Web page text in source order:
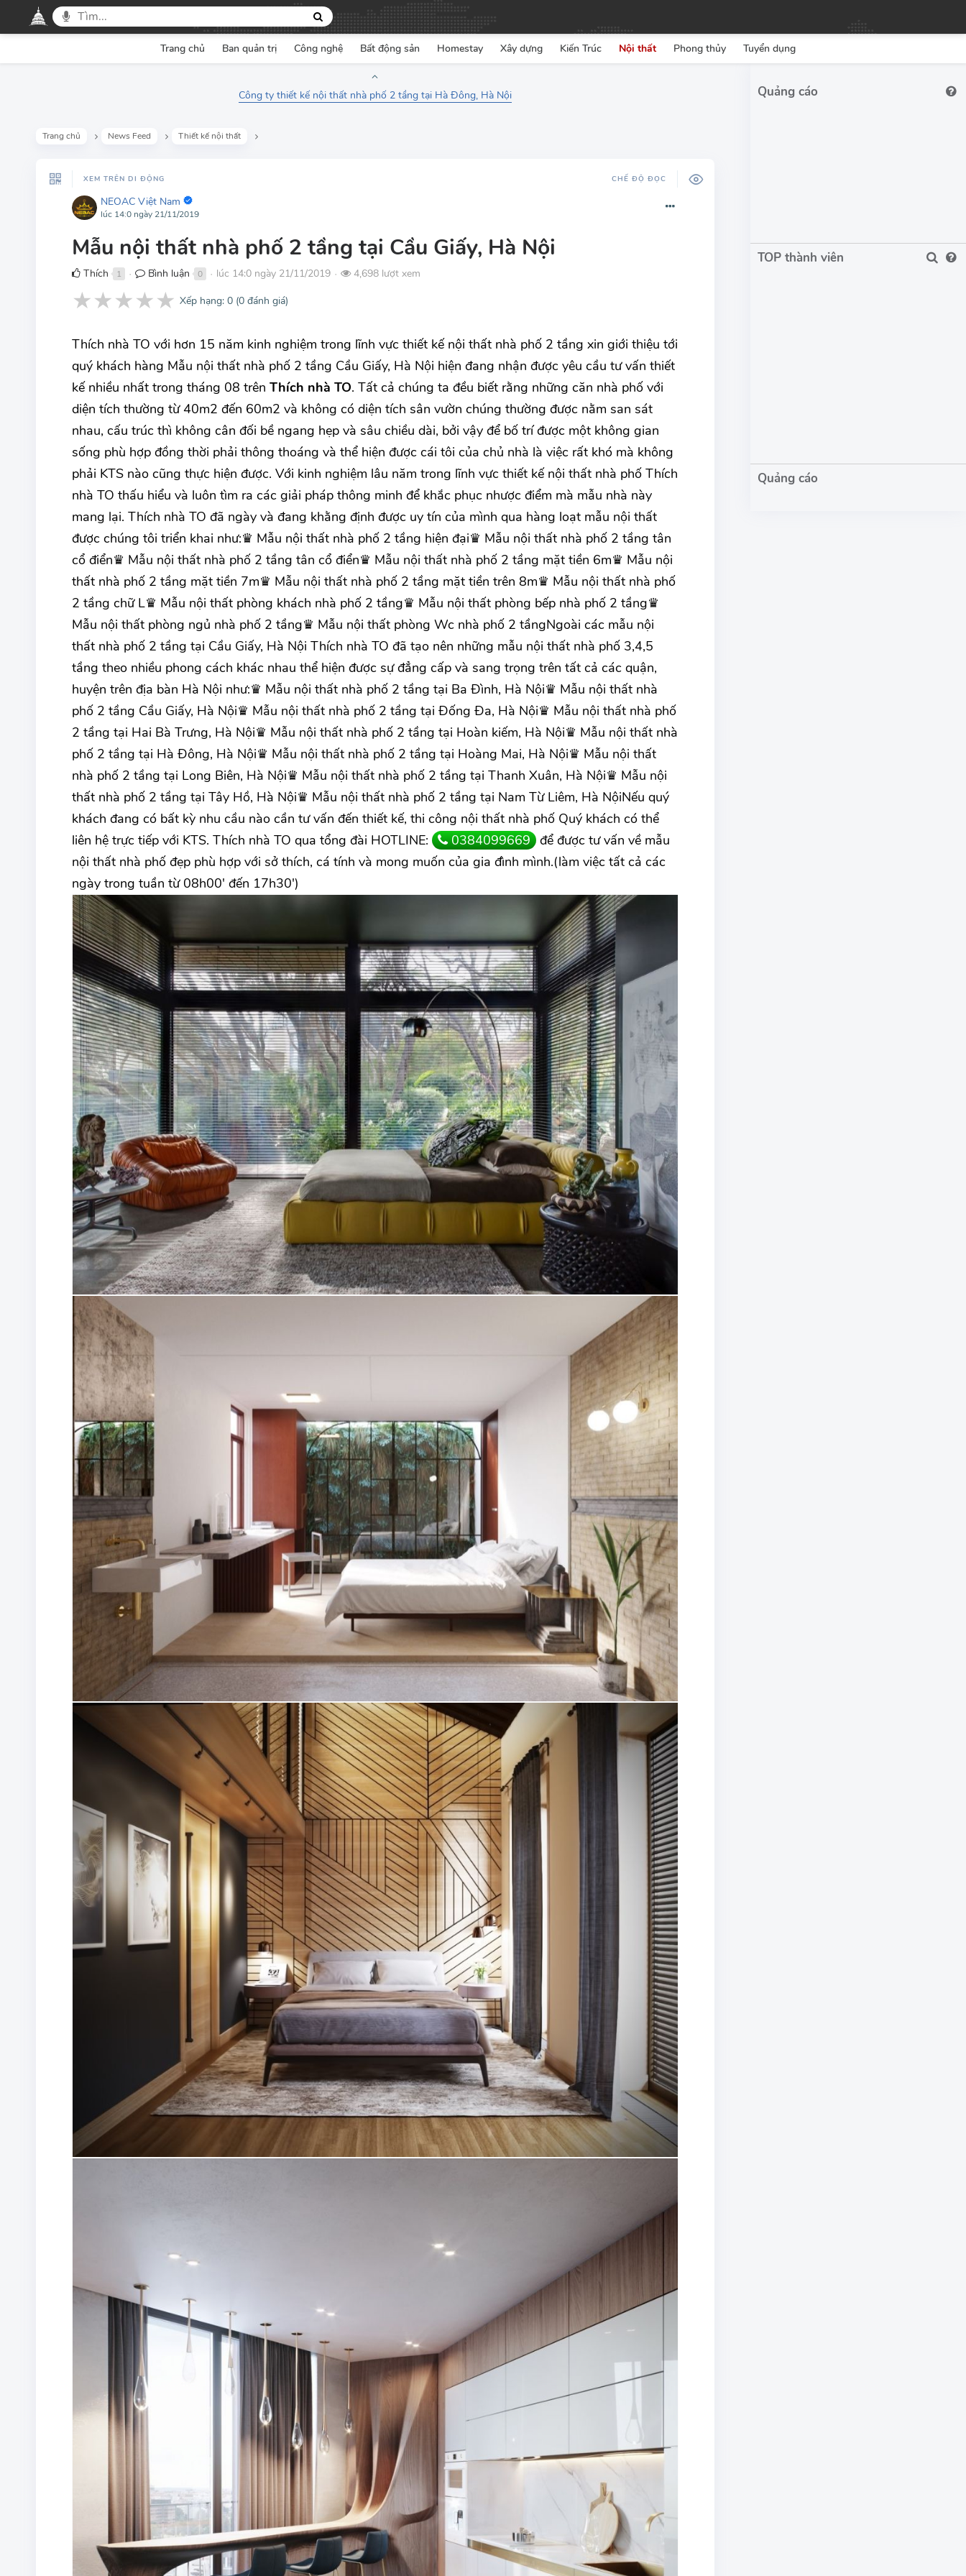
Trang chủ Ban quản trị Công nghệ Bất động sản Homestay Xây dựng Kiến Trúc Nội thất Phong thủy Tuyển dụng
Công ty thiết kế nội thất nhà phố 2 tầng tại Hà Đông, Hà Nội
Trang chủ News Feed Thiết kế nội thất
XEM TRÊN DI ĐỘNG CHẾ ĐỘ ĐỌC
NEOAC Việt Nam
lúc 14:0 ngày 21/11/2019
Mẫu nội thất nhà phố 2 tầng tại Cầu Giấy, Hà Nội
Thích 1 ● Bình luận 0 ● lúc 14:0 ngày 21/11/2019 ● 4,698 lượt xem
★★★★★ Xếp hạng: 0 (0đánh giá)
Thích nhà TO với hơn 15 năm kinh nghiệm trong lĩnh vực thiết kế nội thất nhà phố 2 tầng xin giới thiệu tới
quý khách hàng Mẫu nội thất nhà phố 2 tầng Cầu Giấy, Hà Nội hiện đang nhận được yêu cầu tư vấn thiết
kế nhiều nhất trong tháng 08 trên Thích nhà TO. Tất cả chúng ta đều biết rằng những căn nhà phố với
diện tích thường từ 40m2 đến 60m2 và không có diện tích sân vườn chúng thường được nằm san sát
nhau, cấu trúc thì không cân đối bề ngang hẹp và sâu chiều dài, bởi vậy để bố trí được một không gian
sống phù hợp đồng thời phải thông thoáng và thể hiện được cái tôi của chủ nhà là việc rất khó mà không
phải KTS nào cũng thực hiện được. Với kinh nghiệm lâu năm trong lĩnh vực thiết kế nội thất nhà phố Thích
nhà TO thấu hiểu và luôn tìm ra các giải pháp thông minh để khắc phục nhược điểm mà mẫu nhà này
mang lại. Thích nhà TO đã ngày và đang khằng định được uy tín của mình qua hàng loạt mẫu nội thất
được chúng tôi triển khai như:♛ Mẫu nội thất nhà phố 2 tầng hiện đại♛ Mẫu nội thất nhà phố 2 tầng tân
cổ điển♛ Mẫu nội thất nhà phố 2 tầng tân cổ điển♛ Mẫu nội thất nhà phố 2 tầng mặt tiền 6m♛ Mẫu nội
thất nhà phố 2 tầng mặt tiền 7m♛ Mẫu nội thất nhà phố 2 tầng mặt tiền trên 8m♛ Mẫu nội thất nhà phố
2 tầng chữ L♛ Mẫu nội thất phòng khách nhà phố 2 tầng♛ Mẫu nội thất phòng bếp nhà phố 2 tầng♛
Mẫu nội thất phòng ngủ nhà phố 2 tầng♛ Mẫu nội thất phòng Wc nhà phố 2 tầngNgoài các mẫu nội
thất nhà phố 2 tầng tại Cầu Giấy, Hà Nội Thích nhà TO đã tạo nên những mẫu nội thất nhà phố 3,4,5
tầng theo nhiều phong cách khác nhau thể hiện được sự đẳng cấp và sang trọng trên tất cả các quận,
huyện trên địa bàn Hà Nội như:♛ Mẫu nội thất nhà phố 2 tầng tại Ba Đình, Hà Nội♛ Mẫu nội thất nhà
phố 2 tầng Cầu Giấy, Hà Nội♛ Mẫu nội thất nhà phố 2 tầng tại Đống Đa, Hà Nội♛ Mẫu nội thất nhà phố
2 tầng tại Hai Bà Trưng, Hà Nội♛ Mẫu nội thất nhà phố 2 tầng tại Hoàn kiếm, Hà Nội♛ Mẫu nội thất nhà
phố 2 tầng tại Hà Đông, Hà Nội♛ Mẫu nội thất nhà phố 2 tầng tại Hoàng Mai, Hà Nội♛ Mẫu nội thất
nhà phố 2 tầng tại Long Biên, Hà Nội♛ Mẫu nội thất nhà phố 2 tầng tại Thanh Xuân, Hà Nội♛ Mẫu nội
thất nhà phố 2 tầng tại Tây Hồ, Hà Nội♛ Mẫu nội thất nhà phố 2 tầng tại Nam Từ Liêm, Hà NộiNếu quý
khách đang có bất kỳ nhu cầu nào cần tư vấn đến thiết kế, thi công nội thất nhà phố Quý khách có thể
liên hệ trực tiếp với KTS. Thích nhà TO qua tổng đài HOTLINE:
0384099669 để được tư vấn về mẫu
nội thất nhà phố đẹp phù hợp với sở thích, cá tính và mong muốn của gia đình mình.(làm việc tất cả các
ngày trong tuần từ 08h00' đến 17h30')
TOP thành viên